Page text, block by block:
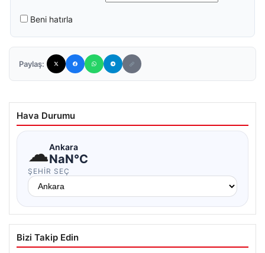
Beni hatırla
Paylaş:
Hava Durumu
☁Ankara
NaN°C
ŞEHIR SEÇ
Bizi Takip Edin